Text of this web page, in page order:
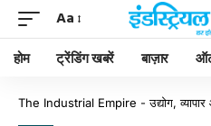
Aa
होम ट्रेंडिंग खबरें बाज़ार